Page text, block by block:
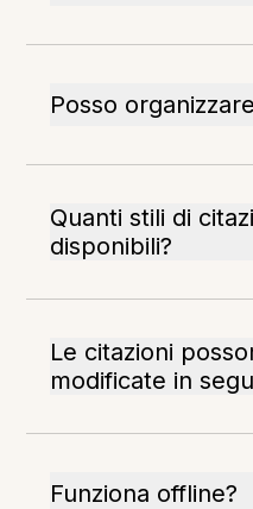
Posso
Quanti stili di
disponibili?
Le citazioni
modificate in
Funziona offline?